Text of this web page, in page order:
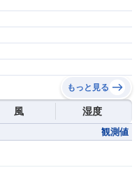
もっと見る
風 湿度
観測値